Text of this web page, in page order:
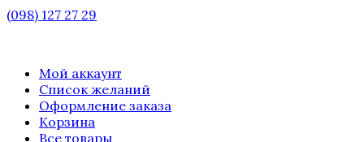
(098) 127 27 29
Мой аккаунт
Список желаний
Оформление заказа
Корзина
Все товары